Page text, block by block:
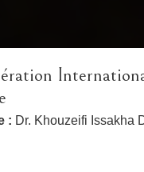
: Dr. Khouzeifi Issakha